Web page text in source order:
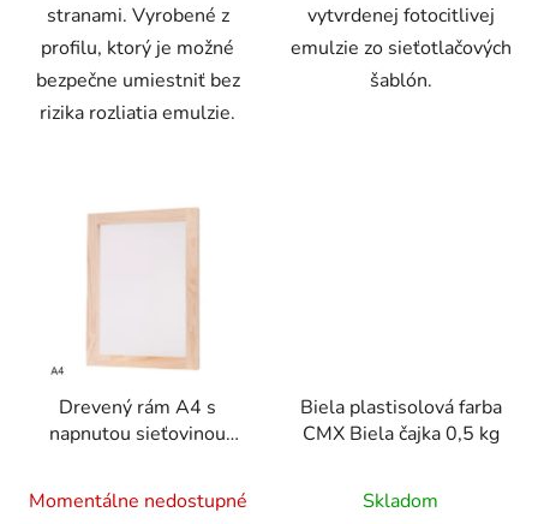
stranami. Vyrobené z
profilu, ktorý je možné
bezpečne umiestniť bez
rizika rozliatia emulzie.
vytvrdenej fotocitlivej
emulzie zo sieťotlačových
šablón.
Drevený rám A4 s
napnutou sieťovinou
hodnotenie
Momentálne nedostupné
Biela plastisolová farba
CMX Biela čajka 0,5 kg
hodnotenie
Skladom